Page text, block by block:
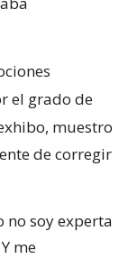
el grado de
muestro
de corregir
no soy experta
me